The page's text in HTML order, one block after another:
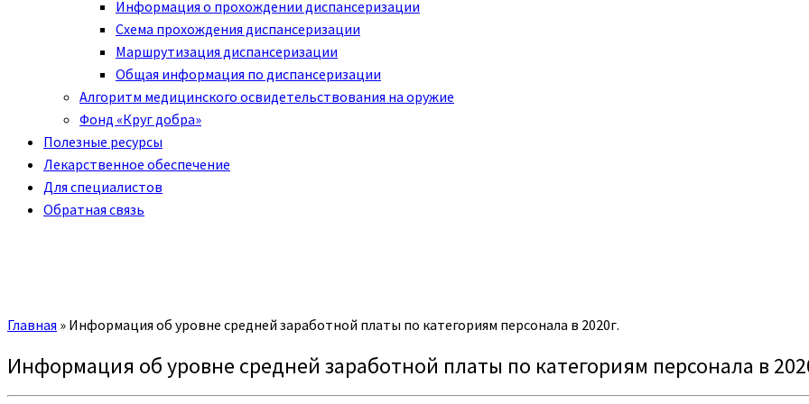
Информация о прохождении диспансеризации
Схема прохождения диспансеризации
Маршрутизация диспансеризации
Общая информация по диспансеризации
Алгоритм медицинского освидетельствования на оружие
Фонд «Круг добра»
Полезные ресурсы
Лекарственное обеспечение
Для специалистов
Обратная связь
Главная » Информация об уровне средней заработной платы по категориям персонала в 2020г.
Информация об уровне средней заработной платы по категориям персонала в